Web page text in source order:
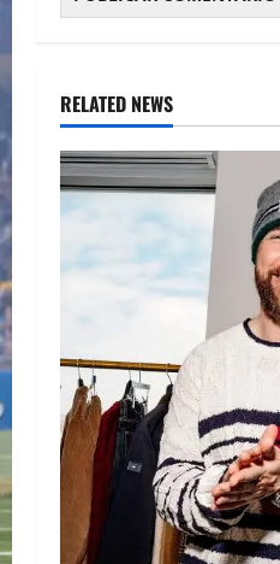
RELATED NEWS